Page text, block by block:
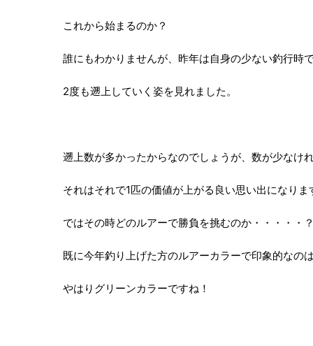
これから始まるのか？
誰にもわかりませんが、昨年は自身の少ない釣行時
2度も遡上していく姿を見れました。
遡上数が多かったからなのでしょうが、数が少なけ
それはそれで1匹の価値が上がる良い思い出になりま
ではその時どのルアーで勝負を挑むのか・・・・・
既に今年釣り上げた方のルアーカラーで印象的なの
やはりグリーンカラーですね！